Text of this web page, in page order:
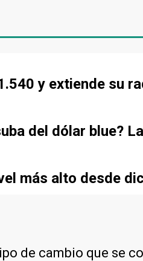
y extiende su
del dólar blue?
más alto desde
de cambio que se